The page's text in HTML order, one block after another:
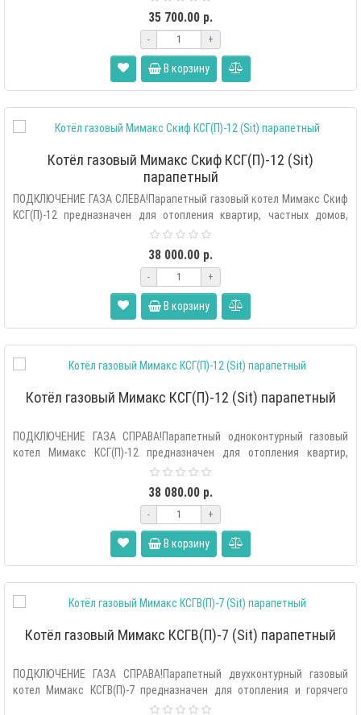
35 700.00 р.
- +
В корзину
Котёл газовый Мимакс Скиф КСГ(П)-12 (Sit)
парапетный
ПОДКЛЮЧЕНИЕ ГАЗА СЛЕВА!Парапетный газовый котел Мимакс Скиф
КСГ(П)-12 предназначен для отопления квартир, частных домов,
38 000.00 р.
- +
В корзину
Котёл газовый Мимакс КСГ(П)-12 (Sit) парапетный
ПОДКЛЮЧЕНИЕ ГАЗА СПРАВА!Парапетный одноконтурный газовый
котел Мимакс КСГ(П)-12 предназначен для отопления квартир,
38 080.00 р.
- +
В корзину
Котёл газовый Мимакс КСГВ(П)-7 (Sit) парапетный
ПОДКЛЮЧЕНИЕ ГАЗА СПРАВА!Парапетный двухконтурный газовый
котел Мимакс КСГВ(П)-7 предназначен для отопления и горячего